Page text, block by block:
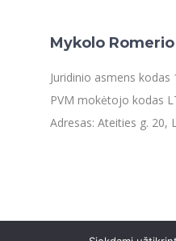
Mykolo
Juridinio asmens kodas
PVM mokėtojo kodas
Adresas: Ateities g. 20,